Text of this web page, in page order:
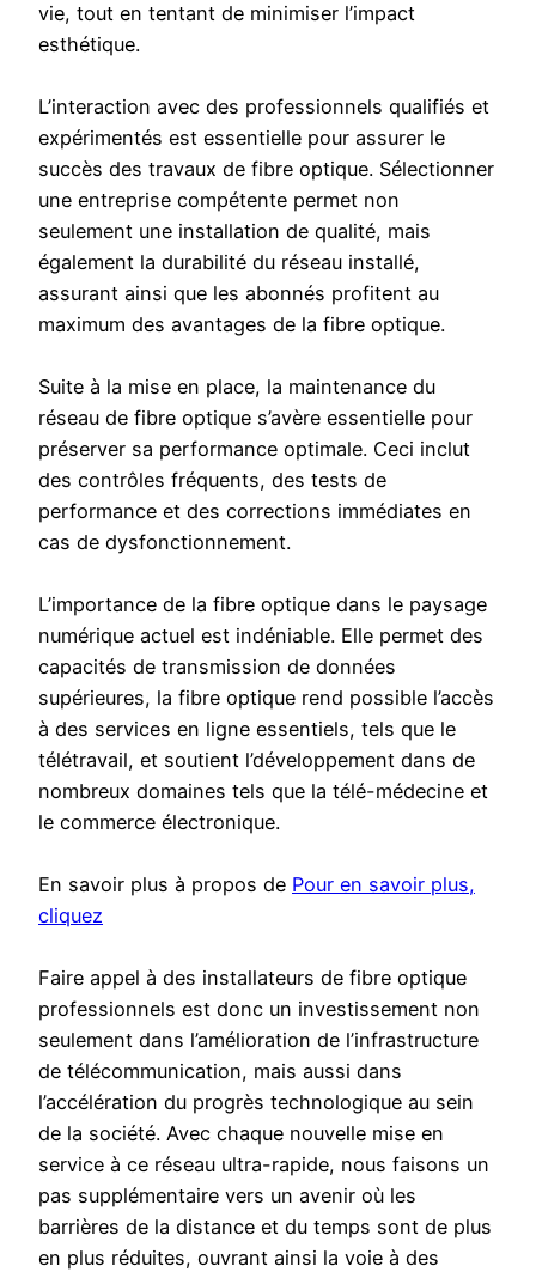
vie, tout en tentant de minimiser l’impact
esthétique.
L’interaction avec des professionnels qualifiés et
expérimentés est essentielle pour assurer le
succès des travaux de fibre optique. Sélectionner
une entreprise compétente permet non
seulement une installation de qualité, mais
également la durabilité du réseau installé,
assurant ainsi que les abonnés profitent au
maximum des avantages de la fibre optique.
Suite à la mise en place, la maintenance du
réseau de fibre optique s’avère essentielle pour
préserver sa performance optimale. Ceci inclut
des contrôles fréquents, des tests de
performance et des corrections immédiates en
cas de dysfonctionnement.
L’importance de la fibre optique dans le paysage
numérique actuel est indéniable. Elle permet des
capacités de transmission de données
supérieures, la fibre optique rend possible l’accès
à des services en ligne essentiels, tels que le
télétravail, et soutient l’développement dans de
nombreux domaines tels que la télé-médecine et
le commerce électronique.
En savoir plus à propos de Pour en savoir plus,
cliquez
Faire appel à des installateurs de fibre optique
professionnels est donc un investissement non
seulement dans l’amélioration de l’infrastructure
de télécommunication, mais aussi dans
l’accélération du progrès technologique au sein
de la société. Avec chaque nouvelle mise en
service à ce réseau ultra-rapide, nous faisons un
pas supplémentaire vers un avenir où les
barrières de la distance et du temps sont de plus
en plus réduites, ouvrant ainsi la voie à des